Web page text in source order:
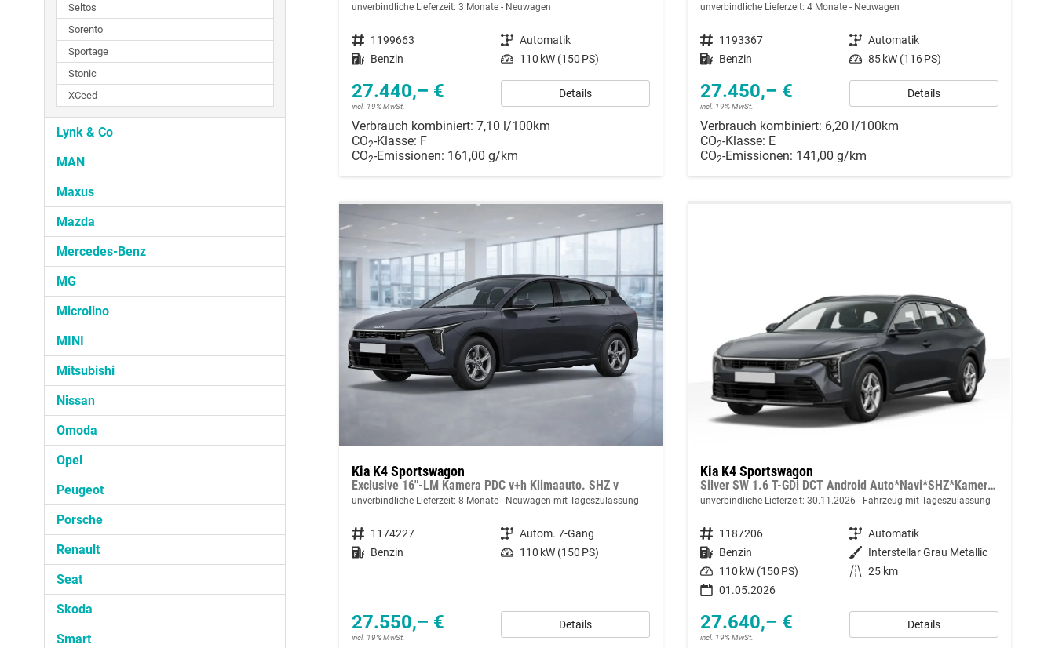
unverbindliche Lieferzeit: 3 Monate Neuwagen
Fahrzeugnummer 1199663 Getriebe Automatik
Kraftstoff Benzin Leistung 110 kW (150 PS)
27.440,– €
incl. 19% MwSt.
Details
Verbrauch kombiniert: 7,10 l/100km
CO2-Klasse: F
CO2-Emissionen: 161,00 g/km
unverbindliche Lieferzeit: 4 Monate Neuwagen
Fahrzeugnummer 1193367 Getriebe Automatik
Kraftstoff Benzin Leistung 85 kW (116 PS)
27.450,– €
incl. 19% MwSt.
Details
Verbrauch kombiniert: 6,20 l/100km
CO2-Klasse: E
CO2-Emissionen: 141,00 g/km
Kia K4 Sportswagon
Exclusive 16"-LM Kamera PDC v+h Klimaauto. SHZ v
unverbindliche Lieferzeit: 8 Monate Neuwagen mit Tageszulassung
Fahrzeugnummer 1174227 Getriebe Autom. 7-Gang
Kraftstoff Benzin Leistung 110 kW (150 PS)
27.550,– €
incl. 19% MwSt.
Details
Kia K4 Sportswagon
Silver SW 1.6 T-GDi DCT Android Auto*Navi*SHZ*Kamera*ACC*Keyless*2Z Klimaauto*
unverbindliche Lieferzeit: 30.11.2026 Fahrzeug mit Tageszulassung
Fahrzeugnummer 1187206 Getriebe Automatik
Kraftstoff Benzin Außenfarbe Interstellar Grau Metallic
Leistung 110 kW (150 PS) Kilometerstand 25 km
01.05.2026
27.640,– €
incl. 19% MwSt.
Details
Seltos
Sorento
Sportage
Stonic
XCeed
Lynk & Co
MAN
Maxus
Mazda
Mercedes-Benz
MG
Microlino
MINI
Mitsubishi
Nissan
Omoda
Opel
Peugeot
Porsche
Renault
Seat
Skoda
Smart